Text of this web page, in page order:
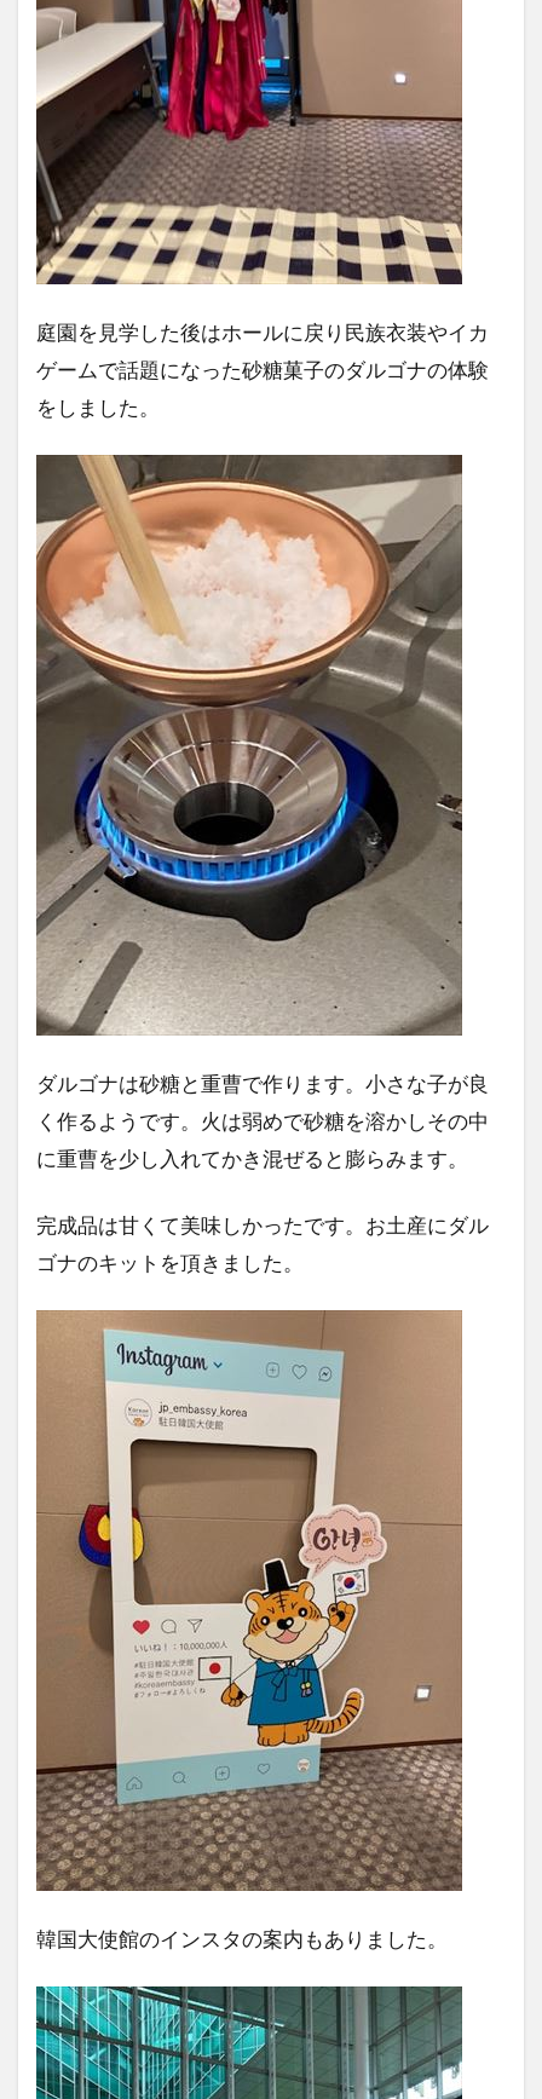
庭園を見学した後はホールに戻り民族衣装やイカ
ゲームで話題になった砂糖菓子のダルゴナの体験
をしました。
ダルゴナは砂糖と重曹で作ります。小さな子が良
く作るようです。火は弱めで砂糖を溶かしその中
に重曹を少し入れてかき混ぜると膨らみます。
完成品は甘くて美味しかったです。お土産にダル
ゴナのキットを頂きました。
韓国大使館のインスタの案内もありました。